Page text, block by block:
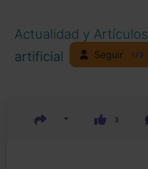
Actualidad y Artículos
artificial
Seguir 173
3